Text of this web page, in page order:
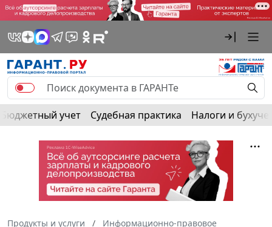
Бюджетный учет Судебная практика Налоги и
Продукты и услуги
Информационно-правовое